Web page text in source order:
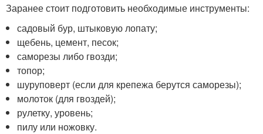
Заранее стоит подготовить необходимые инструменты:
садовый бур, штыковую лопату;
щебень, цемент, песок;
саморезы либо гвозди;
топор;
шуруповерт (если для крепежа берутся саморезы);
молоток (для гвоздей);
рулетку, уровень;
пилу или ножовку.